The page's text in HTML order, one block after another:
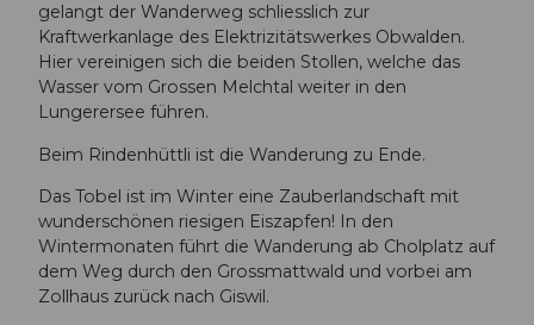
gelangt der Wanderweg schliesslich zur
Kraftwerkanlage des Elektrizitätswerkes Obwalden.
Hier vereinigen sich die beiden Stollen, welche das
Wasser vom Grossen Melchtal weiter in den
Lungerersee führen.
Beim Rindenhüttli ist die Wanderung zu Ende.
Das Tobel ist im Winter eine Zauberlandschaft mit
wunderschönen riesigen Eiszapfen! In den
Wintermonaten führt die Wanderung ab Cholplatz auf
dem Weg durch den Grossmattwald und vorbei am
Zollhaus zurück nach Giswil.